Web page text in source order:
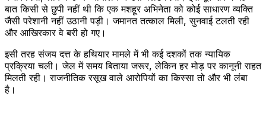
बात किसी से छुपी नहीं थी कि एक मशहूर अभिनेता को कोई साधारण व्यक्ति
जैसी परेशानी नहीं उठानी पड़ी। जमानत तत्काल मिली, सुनवाई टलती रही
और आखिरकार वे बरी हो गए।
इसी तरह संजय दत्त के हथियार मामले में भी कई दशकों तक न्यायिक
प्रक्रिया चली। जेल में समय बिताया जरूर, लेकिन हर मोड़ पर कानूनी राहत
मिलती रही। राजनीतिक रसूख वाले आरोपियों का किस्सा तो और भी लंबा
है।